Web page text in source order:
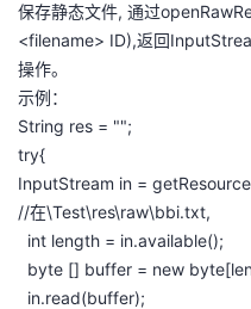
我
的
客
我
论
坛
的
圈
我
的
我
保存静态文件, 通过
<filename> ID),返回
操作。
示例：
String res = "";
try{
InputStream in =
//在\Test\res\raw\bbi.txt,
int length = in.available();
byte [] buffer = new
in.read(buffer);